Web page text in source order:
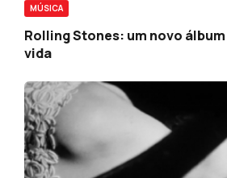
MÚSICA
Rolling Stones: um novo
vida